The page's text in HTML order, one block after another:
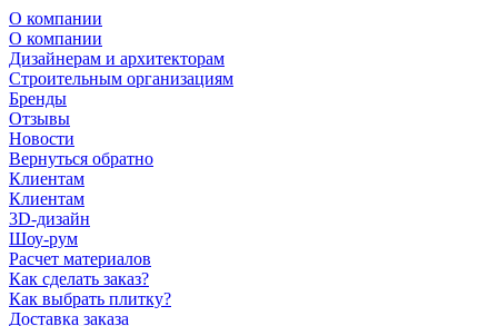
О компании
О компании
Дизайнерам и архитекторам
Строительным организациям
Бренды
Отзывы
Новости
Вернуться обратно
Клиентам
Клиентам
3D-дизайн
Шоу-рум
Расчет материалов
Как сделать заказ?
Как выбрать плитку?
Доставка заказа